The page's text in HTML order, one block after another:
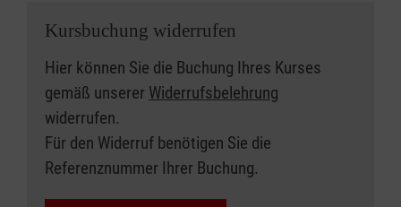
Kursbuchung widerrufen
Hier können Sie die Buchung Ihres Kurses
gemäß unserer Widerrufsbelehrung
widerrufen.
Für den Widerruf benötigen Sie die
Referenznummer Ihrer Buchung.